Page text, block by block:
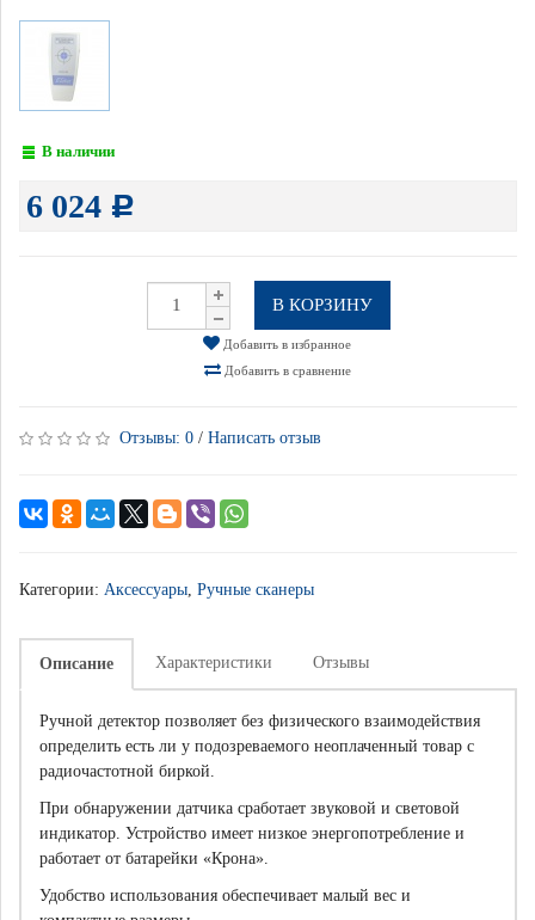
В наличии
6 024 Р
В КОРЗИНУ
Добавить в избранное
Добавить в сравнение
Отзывы: 0 / Написать отзыв
Категории: Аксессуары, Ручные сканеры
Описание Характеристики Отзывы
Ручной детектор позволяет без физического взаимодействия
определить есть ли у подозреваемого неоплаченный товар с
радиочастотной биркой.
При обнаружении датчика сработает звуковой и световой
индикатор. Устройство имеет низкое энергопотребление и
работает от батарейки «Крона».
Удобство использования обеспечивает малый вес и